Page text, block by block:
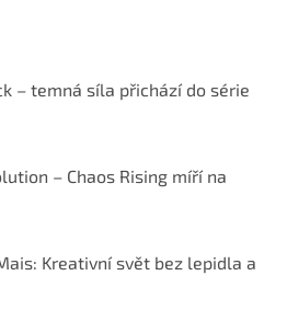
– temná síla přichází do série
– Chaos Rising míří na
Kreativní svět bez lepidla a